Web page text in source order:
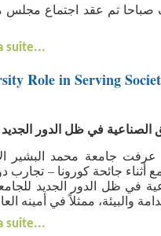
العاشرة ونصف صباحا تم عقد
suite...
Role in Serving
في ظل الدور الجديد
جامعة محمد البشير
والبيئة، ممثلاً في أمينه
suite...